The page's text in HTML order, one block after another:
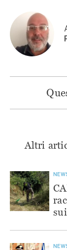
Altri